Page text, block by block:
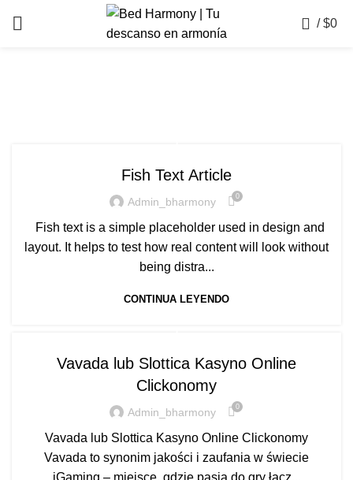
/ $0
Fish Text Article
Admin_bharmony 0
Fish text is a simple placeholder used in design and
layout. It helps to test how real content will look without
being distra...
CONTINUA LEYENDO
Vavada lub Slottica Kasyno Online
Clickonomy
Admin_bharmony 0
Vavada lub Slottica Kasyno Online Clickonomy
Vavada to synonim jakości i zaufania w świecie
iGaming – miejsce, gdzie pasja do gry łącz...